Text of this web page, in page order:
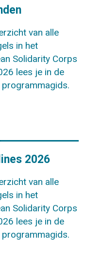
van alle
in het
Solidarity Corps
lees je in de
programmagids.
2026
van alle
in het
Solidarity Corps
lees je in de
programmagids.